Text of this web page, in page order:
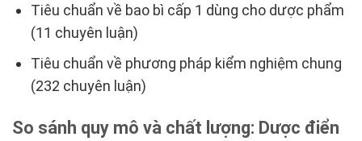
Tiêu chuẩn về bao bì cấp 1 dùng cho dược phẩm
(11 chuyên luận)
Tiêu chuẩn về phương pháp kiểm nghiệm chung
(232 chuyên luận)
So sánh quy mô và chất lượng: Dược điển